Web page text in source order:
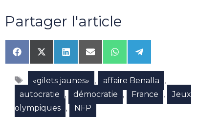
Partager l'article
Share
on
Facebook
Share
on
X
(Twitter)
Share
on
LinkedIn
Share
on
Email
Share
on
WhatsApp
Share
on
Telegram
Étiquettes
«gilets jaunes» , affaire Benalla ,
autocratie , démocratie , France ,
Jeux
olympiques , NFP